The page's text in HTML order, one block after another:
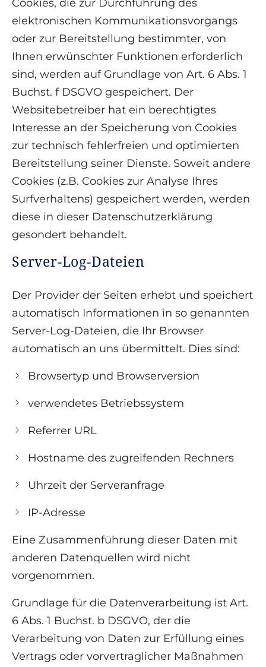
Cookies, die zur Durchführung des
elektronischen Kommunikationsvorgangs
oder zur Bereitstellung bestimmter, von
Ihnen erwünschter Funktionen erforderlich
sind, werden auf Grundlage von Art. 6 Abs. 1
Buchst. f DSGVO gespeichert. Der
Websitebetreiber hat ein berechtigtes
Interesse an der Speicherung von Cookies
zur technisch fehlerfreien und optimierten
Bereitstellung seiner Dienste. Soweit andere
Cookies (z.B. Cookies zur Analyse Ihres
Surfverhaltens) gespeichert werden, werden
diese in dieser Datenschutzerklärung
gesondert behandelt.
Server-Log-Dateien
Der Provider der Seiten erhebt und speichert
automatisch Informationen in so genannten
Server-Log-Dateien, die Ihr Browser
automatisch an uns übermittelt. Dies sind:
Browsertyp und Browserversion
verwendetes Betriebssystem
Referrer URL
Hostname des zugreifenden Rechners
Uhrzeit der Serveranfrage
IP-Adresse
Eine Zusammenführung dieser Daten mit
anderen Datenquellen wird nicht
vorgenommen.
Grundlage für die Datenverarbeitung ist Art.
6 Abs. 1 Buchst. b DSGVO, der die
Verarbeitung von Daten zur Erfüllung eines
Vertrags oder vorvertraglicher Maßnahmen